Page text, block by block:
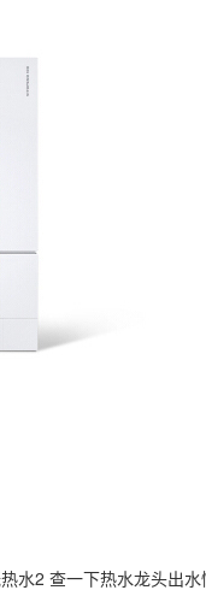
2 查一下热水龙头出水